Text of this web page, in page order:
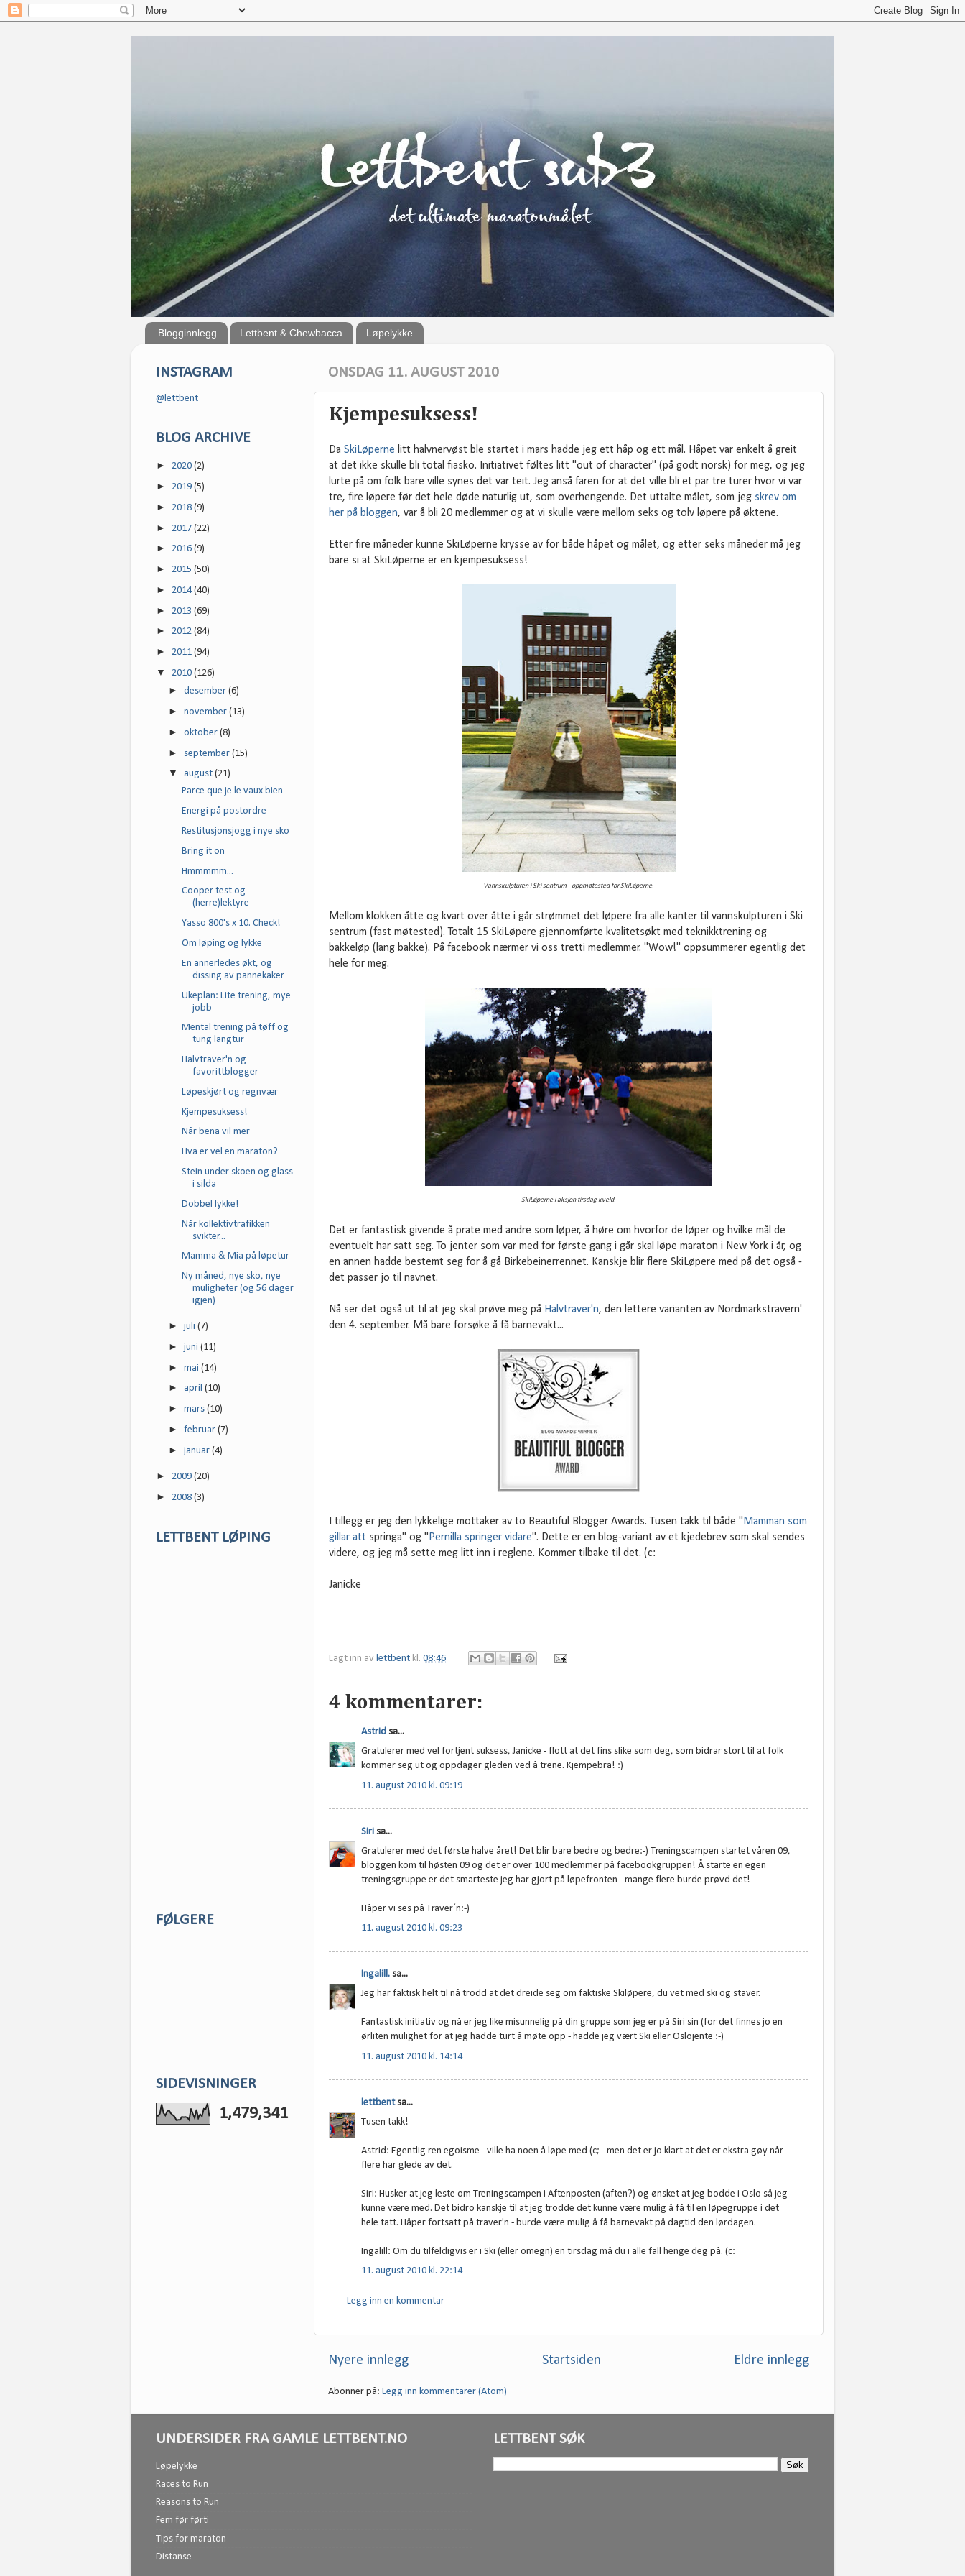
Blogginnlegg Lettbent & Chewbacca Løpelykke
ONSDAG 11. AUGUST 2010
Kjempesuksess!
Da SkiLøperne litt halvnervøst ble startet i mars hadde jeg ett håp og ett mål. Håpet var enkelt å greit
at det ikke skulle bli total fiasko. Initiativet føltes litt "out of character" (på godt norsk) for meg, og jeg
lurte på om folk bare ville synes det var teit. Jeg anså faren for at det ville bli et par tre turer hvor vi var
tre, fire løpere før det hele døde naturlig ut, som overhengende. Det uttalte målet, som jeg skrev om
her på bloggen, var å bli 20 medlemmer og at vi skulle være mellom seks og tolv løpere på øktene.
Etter fire måneder kunne SkiLøperne krysse av for både håpet og målet, og etter seks måneder må jeg
bare si at SkiLøperne er en kjempesuksess!
Vannskulpturen i Ski sentrum - oppmøtested for SkiLøperne.
Mellom klokken åtte og kvart over åtte i går strømmet det løpere fra alle kanter til vannskulpturen i Ski
sentrum (fast møtested). Totalt 15 SkiLøpere gjennomførte kvalitetsøkt med teknikktrening og
bakkeløp (lang bakke). På facebook nærmer vi oss tretti medlemmer. "Wow!" oppsummerer egentlig det
hele for meg.
SkiLøperne i aksjon tirsdag kveld.
Det er fantastisk givende å prate med andre som løper, å høre om hvorfor de løper og hvilke mål de
eventuelt har satt seg. To jenter som var med for første gang i går skal løpe maraton i New York i år, og
en annen hadde bestemt seg for å gå Birkebeinerrennet. Kanskje blir flere SkiLøpere med på det også -
det passer jo til navnet.
Nå ser det også ut til at jeg skal prøve meg på Halvtraver'n, den lettere varianten av Nordmarkstravern'
den 4. september. Må bare forsøke å få barnevakt...
I tillegg er jeg den lykkelige mottaker av to Beautiful Blogger Awards. Tusen takk til både "Mamman som
gillar att springa" og "Pernilla springer vidare". Dette er en blog-variant av et kjedebrev som skal sendes
videre, og jeg må sette meg litt inn i reglene. Kommer tilbake til det. (c:
Janicke
Lagt inn av lettbent kl. 08:46
4 kommentarer:
Astrid sa...
Gratulerer med vel fortjent suksess, Janicke - flott at det fins slike som deg, som bidrar stort til at folk
kommer seg ut og oppdager gleden ved å trene. Kjempebra! :)
11. august 2010 kl. 09:19
Siri sa...
Gratulerer med det første halve året! Det blir bare bedre og bedre:-) Treningscampen startet våren 09,
bloggen kom til høsten 09 og det er over 100 medlemmer på facebookgruppen! Å starte en egen
treningsgruppe er det smarteste jeg har gjort på løpefronten - mange flere burde prøvd det!
Håper vi ses på Traver´n:-)
11. august 2010 kl. 09:23
Ingalill. sa...
Jeg har faktisk helt til nå trodd at det dreide seg om faktiske Skiløpere, du vet med ski og staver.
Fantastisk initiativ og nå er jeg like misunnelig på din gruppe som jeg er på Siri sin (for det finnes jo en
ørliten mulighet for at jeg hadde turt å møte opp - hadde jeg vært Ski eller Oslojente :-)
11. august 2010 kl. 14:14
lettbentsa...
Tusen takk!
Astrid: Egentlig ren egoisme - ville ha noen å løpe med (c; - men det er jo klart at det er ekstra gøy når
flere har glede av det.
Siri: Husker at jeg leste om Treningscampen i Aftenposten (aften?) og ønsket at jeg bodde i Oslo så jeg
kunne være med. Det bidro kanskje til at jeg trodde det kunne være mulig å få til en løpegruppe i det
hele tatt. Håper fortsatt på traver'n - burde være mulig å få barnevakt på dagtid den lørdagen.
Ingalill: Om du tilfeldigvis er i Ski (eller omegn) en tirsdag må du i alle fall henge deg på. (c:
11. august 2010 kl. 22:14
Legg inn en kommentar
Nyere innlegg Eldre innlegg
Startsiden
Abonner på: Legg inn kommentarer (Atom)
INSTAGRAM
@lettbent
BLOG ARCHIVE
► 2020 (2)
► 2019 (5)
► 2018 (9)
► 2017 (22)
► 2016 (9)
► 2015 (50)
► 2014(40)
► 2013 (69)
► 2012 (84)
► 2011 (94)
▼ 2010 (126)
►desember(6)
►november(13)
►oktober(8)
► september(15)
▼august(21)
Parce que je le vaux bien
Energi på postordre
Restitusjonsjogg i nye sko
Bring it on
Hmmmmm...
Cooper test og
(herre)lektyre
Yasso 800's x 10. Check!
Om løping og lykke
En annerledes økt, og
dissing av pannekaker
Ukeplan: Lite trening, mye
jobb
Mental trening på tøff og
tung langtur
Halvtraver'n og
favorittblogger
Løpeskjørt og regnvær
Kjempesuksess!
Når bena vil mer
Hva er vel en maraton?
Stein under skoen og glass
i silda
Dobbel lykke!
Når kollektivtrafikken
svikter...
Mamma & Mia på løpetur
Ny måned, nye sko, nye
muligheter (og 56 dager
igjen)
►juli(7)
►juni(11)
►mai(14)
►april(10)
►mars(10)
►februar(7)
►januar(4)
► 2009 (20)
► 2008 (3)
LETTBENT LØPING
FØLGERE
SIDEVISNINGER
1,479,341
UNDERSIDER FRA GAMLE LETTBENT.NO
Løpelykke
Races to Run
Reasons to Run
Fem før førti
Tips for maraton
Distanse
LETTBENT SØK